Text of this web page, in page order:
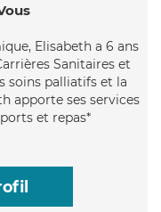
Elisabeth a 6 ans
Sanitaires et
soins palliatifs et la
apporte ses services
et repas*